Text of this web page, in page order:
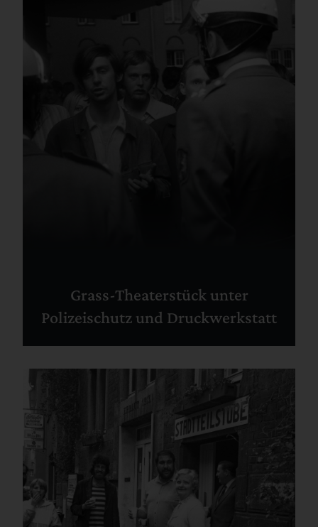
Grass-Theaterstück unter
Polizeischutz und Druckwerkstatt